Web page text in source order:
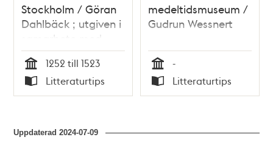
Stockholm / Göran
Dahlbäck ; utgiven i
samarbete med
Stockholms
medeltidsmuseum
Tid
1252 till 1523
Typ
Litteraturtips
medeltidsmuseum /
Gudrun Wessnert
Tid
-
Typ
Litteraturtips
Uppdaterad2024-07-09